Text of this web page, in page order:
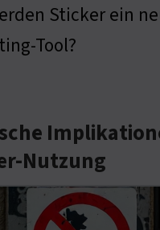
Sticker ein
Tool?
Nutzung